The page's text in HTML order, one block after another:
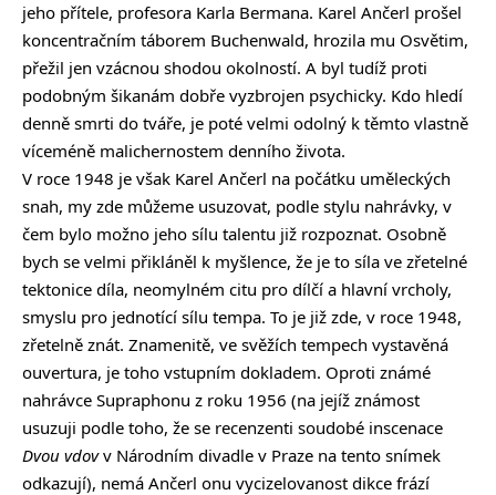
jeho přítele, profesora Karla Bermana. Karel Ančerl prošel
koncentračním táborem Buchenwald, hrozila mu Osvětim,
přežil jen vzácnou shodou okolností. A byl tudíž proti
podobným šikanám dobře vyzbrojen psychicky. Kdo hledí
denně smrti do tváře, je poté velmi odolný k těmto vlastně
víceméně malichernostem denního života.
V roce 1948 je však Karel Ančerl na počátku uměleckých
snah, my zde můžeme usuzovat, podle stylu nahrávky, v
čem bylo možno jeho sílu talentu již rozpoznat. Osobně
bych se velmi přikláněl k myšlence, že je to síla ve zřetelné
tektonice díla, neomylném citu pro dílčí a hlavní vrcholy,
smyslu pro jednotící sílu tempa. To je již zde, v roce 1948,
zřetelně znát. Znamenitě, ve svěžích tempech vystavěná
ouvertura, je toho vstupním dokladem. Oproti známé
nahrávce Supraphonu z roku 1956 (na jejíž známost
usuzuji podle toho, že se recenzenti soudobé inscenace
Dvou vdovv Národním divadle v Praze na tento snímek
odkazují), nemá Ančerl onu vycizelovanost dikce frází